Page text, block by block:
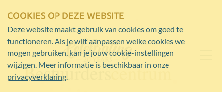
COOKIES OP DEZE WEBSITE
Deze website maakt gebruik van cookies om goed te
functioneren. Als je wilt aanpassen welke cookies we
mogen gebruiken, kan je jouw cookie-instellingen
wijzigen. Meer informatie is beschikbaar in onze
privacyverklaring.